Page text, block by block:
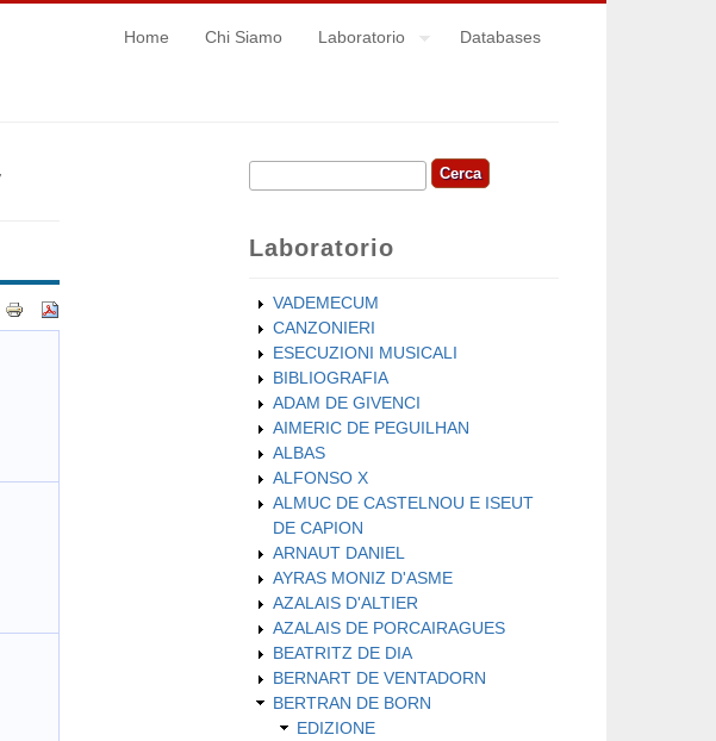
Home Chi Siamo Laboratorio Databases
Form di ricerca
Cerca
Laboratorio
VADEMECUM
CANZONIERI
ESECUZIONI MUSICALI
BIBLIOGRAFIA
ADAM DE GIVENCI
AIMERIC DE PEGUILHAN
ALBAS
ALFONSO X
ALMUC DE CASTELNOU E ISEUT
DE CAPION
ARNAUT DANIEL
AYRAS MONIZ D'ASME
AZALAIS D'ALTIER
AZALAIS DE PORCAIRAGUES
BEATRITZ DE DIA
BERNART DE VENTADORN
BERTRAN DE BORN
EDIZIONE